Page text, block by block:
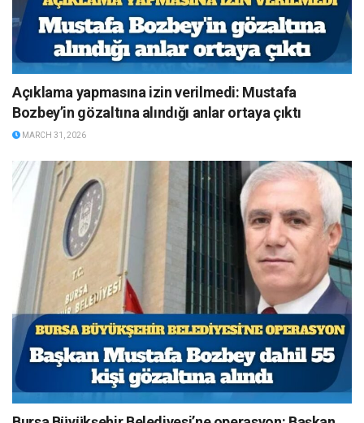
Açıklama yapmasına izin verilmedi: Mustafa
Bozbey’in gözaltına alındığı anlar ortaya çıktı
MARCH 31, 2026